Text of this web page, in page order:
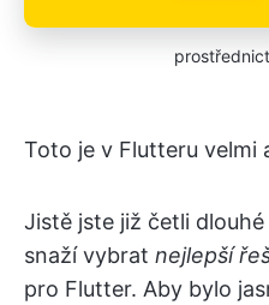
Toto je v Flutteru velmi
Jistě jste již četli
snaží vybrat nejlepší
pro Flutter. Aby bylo